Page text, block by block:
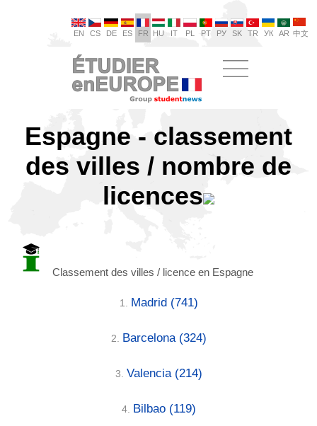
EN CS DE ES FR HU IT PL PT РУ SK TR УК AR 中文
Espagne - classement
des villes / nombre de
licences
Classement des villes / licence en Espagne
1. Madrid (741)
2. Barcelona (324)
3. Valencia (214)
4. Bilbao (119)